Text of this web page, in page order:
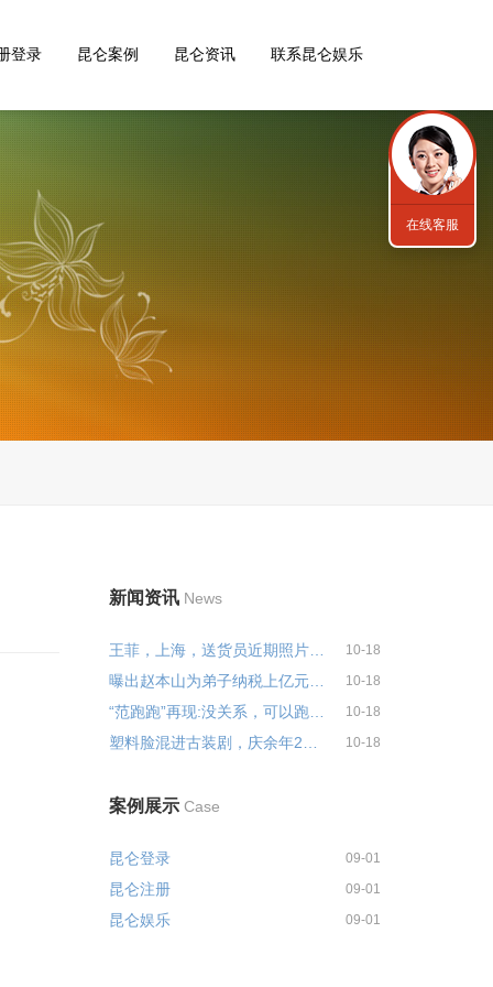
登录 昆仑案例 昆仑资讯 联系昆仑娱乐
新闻资讯 News
王菲，上海，送货员近期照片曝光... 10-18
曝出赵本山为弟子纳税上亿元，为... 10-18
“范跑跑”再现:没关系，可以跑快... 10-18
10-18
案例展示 Case
昆仑登录 09-01
昆仑注册 09-01
昆仑娱乐 09-01
在线客服